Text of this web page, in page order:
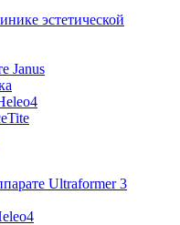
эстетической
Janus
Ultraformer 3